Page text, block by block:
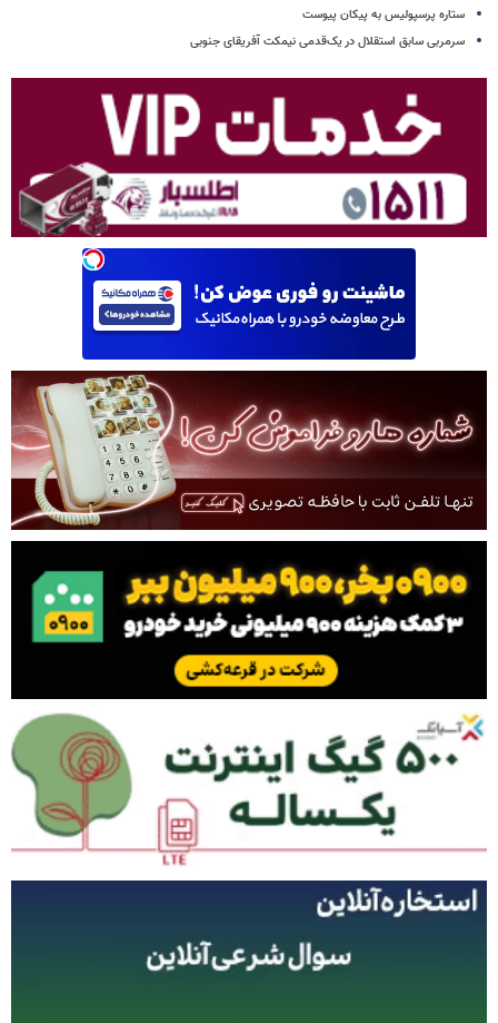
ستاره پرسپولیس به پیکان پیوست
سرمربی سابق استقلال در یک‌قدمی نیمکت آفریقای جنوبی